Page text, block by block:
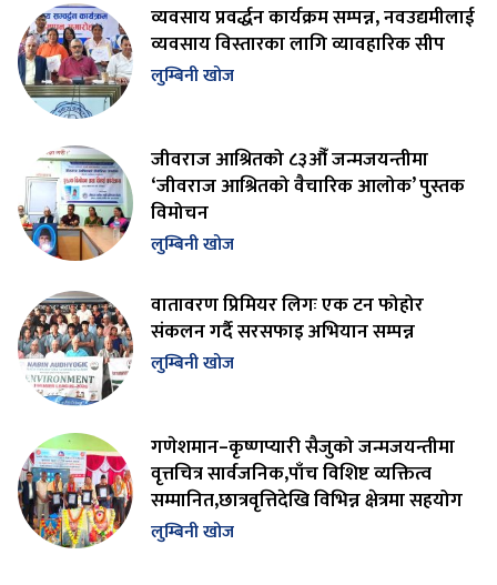
व्यवसाय प्रवर्द्धन कार्यक्रम सम्पन्न, नवउद्यमीलाई
व्यवसाय विस्तारका लागि व्यावहारिक सीप
लुम्बिनी खोज
जीवराज आश्रितको ८३औँ जन्मजयन्तीमा
‘जीवराज आश्रितको वैचारिक आलोक’ पुस्तक
विमोचन
लुम्बिनी खोज
वातावरण प्रिमियर लिगः एक टन फोहोर
संकलन गर्दै सरसफाइ अभियान सम्पन्न
लुम्बिनी खोज
गणेशमान–कृष्णप्यारी सैजुको जन्मजयन्तीमा
वृत्तचित्र सार्वजनिक,पाँच विशिष्ट व्यक्तित्व
सम्मानित,छात्रवृत्तिदेखि विभिन्न क्षेत्रमा सहयोग
लुम्बिनी खोज